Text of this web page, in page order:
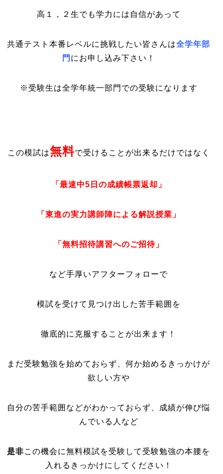
高１，２生でも学力には自信があって
共通テスト本番レベルに挑戦したい皆さんは全学年部
門 にお申し込み下さい！
※受験生は全学年統一部門での受験になります
この模試は無料で受けることが出来るだけではなく
「最速中5日の成績帳票返却」
「東進の実力講師陣による解説授業」
「無料招待講習へのご招待」
など手厚いアフターフォローで
模試を受けて見つけ出した苦手範囲を
徹底的に克服することが出来ます！
まだ受験勉強を始めておらず、何か始めるきっかけが
欲しい方や
自分の苦手範囲などがわかっておらず、成績が伸び悩
んでいる人など
是非この機会に無料模試を受験して受験勉強の本腰を
入れるきっかけにしてください！